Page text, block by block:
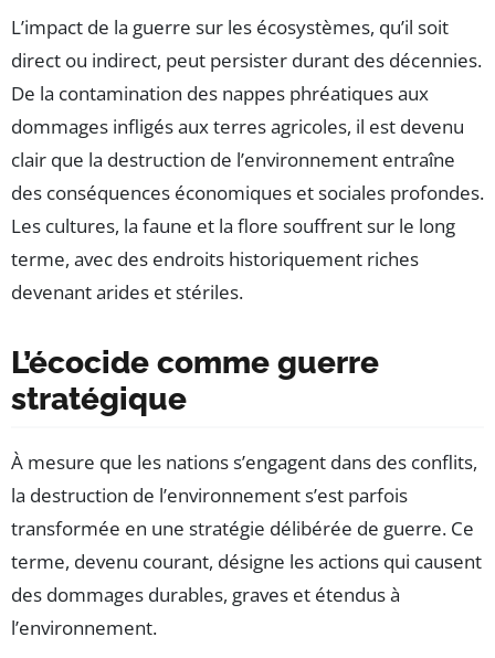
L’impact de la guerre sur les écosystèmes, qu’il soit
direct ou indirect, peut persister durant des décennies.
De la contamination des nappes phréatiques aux
dommages infligés aux terres agricoles, il est devenu
clair que la destruction de l’environnement entraîne
des conséquences économiques et sociales profondes.
Les cultures, la faune et la flore souffrent sur le long
terme, avec des endroits historiquement riches
devenant arides et stériles.
L’écocide comme guerre
stratégique
À mesure que les nations s’engagent dans des conflits,
la destruction de l’environnement s’est parfois
transformée en une stratégie délibérée de guerre. Ce
terme, devenu courant, désigne les actions qui causent
des dommages durables, graves et étendus à
l’environnement.